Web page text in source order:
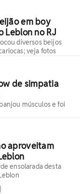
em boy
Leblon no RJ
diversos beijos
veja fotos
de simpatia
músculos e foi
aproveitam
ensolarada desta